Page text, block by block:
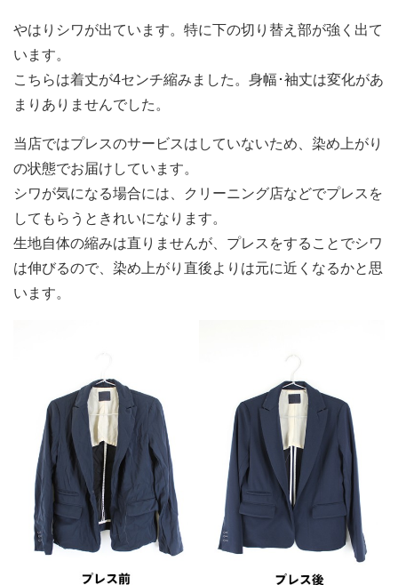
やはりシワが出ています。特に下の切り替え部が強く出て
います。
こちらは着丈が4センチ縮みました。身幅･袖丈は変化があ
まりありませんでした。
当店ではプレスのサービスはしていないため、染め上がり
の状態でお届けしています。
シワが気になる場合には、クリーニング店などでプレスを
してもらうときれいになります。
生地自体の縮みは直りませんが、プレスをすることでシワ
は伸びるので、染め上がり直後よりは元に近くなるかと思
います。